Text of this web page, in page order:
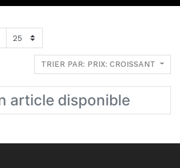
TRIER PAR: PRIX: CROISSANT
article disponible